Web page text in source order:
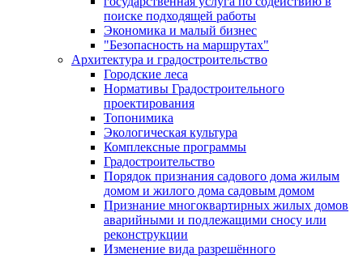
поиске подходящей работы
Экономика и малый бизнес
"Безопасность на маршрутах"
Архитектура и градостроительство
Городские леса
Нормативы Градостроительного
проектирования
Топонимика
Экологическая культура
Комплексные программы
Градостроительство
Порядок признания садового дома жилым
домом и жилого дома садовым домом
Признание многоквартирных жилых домов
аварийными и подлежащими сносу или
реконструкции
Изменение вида разрешённого